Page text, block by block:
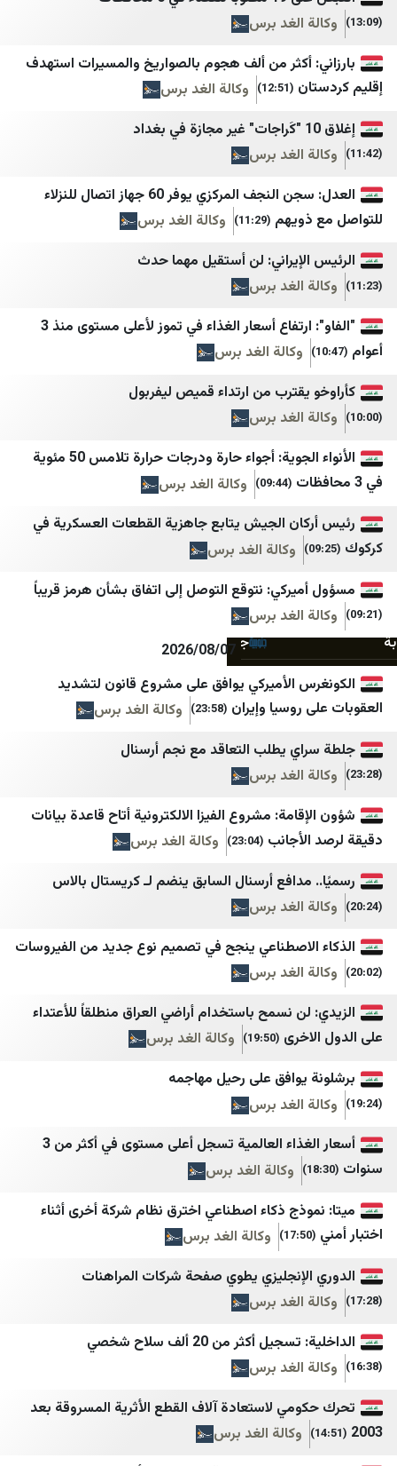
الأفضل نيوز
ZNN
IMLebanon
BelleBeirut
MTV
صحيفة الجمهورية لبنان
صيدا اون لاين
Good-Press
الأحداث 24
ميغافون
وكالة أنباء آسيا
LibnaNews
ديمقراطية نيوز
المركزية
أجواء برس
الصدارة نيوز
جنوبية
قلم سياسي
وردنا
لبنان اليوم
mdm نيوز
أخبار بلس
Tehran Times
IranWire
Iran International
Iran Herald
Iran Times
ANA
IRANA
اقتصاد نیوز
خبرگزاری تسنیم
خبرگزاری صدا و سیم
خبرگزاری فارس
خبرگزاری مهر
ایسنا
اخبار فوری
فرارو
اطلاعات آنلاین
اصلاحات‌ نیوز
ایران اکونومیست
خبر فوری
DefenceTurkey
Finansın Gündemi
Hürriyet Gazetecilik
NY Times
SOLTV
Türkiye Gazetesi
Yeni Şafak
Yurt Gazetesi
Bianet
الصحوة نت
المشهد اليمني
تعز تايم
يمن برس
الساحل الغربي
العين الثالثة
الرأي برس
وكالة خبر للأنباء
المهرية نت
سبأ
الإعلام الحربي اليمني
الغد برس
أكثر من ألف هجوم بالصواريخ والمسيرات استهدف
(12:51) وكالة الغد برس
الغد برس
العدل: سجن النجف المركزي يوفر 60 جهاز اتصال للنزلاء
(11:29)
وكالة الغد برس
لن أستقيل مهما حدث
الغد برس
"الفاو": ارتفاع أسعار الغذاء في تموز لأعلى مستوى منذ 3
وكالة الغد برس
يقترب من ارتداء قميص ليفربول
الغد برس
الأنواء الجوية: أجواء حارة ودرجات حرارة تلامس 50 مئوية
(09:44)
وكالة الغد برس
الجيش يتابع جاهزية القطعات العسكرية في
وكالة الغد برس
نتوقع التوصل إلى اتفاق بشأن هرمز قريباً
الغد برس
2026/08/07
الأميركي يوافق على مشروع قانون لتشديد
روسيا وإيران (23:58)
وكالة الغد برس
يطلب التعاقد مع نجم أرسنال
الغد برس
مشروع الفيزا الالكترونية أتاح قاعدة بيانات
(23:04)
وكالة الغد برس
أرسنال السابق ينضم لـ كريستال بالاس
الغد برس
ينجح في تصميم نوع جديد من الفيروسات
الغد برس
نسمح باستخدام أراضي العراق منطلقاً للأعتداء
(19:50)
وكالة الغد برس
يوافق على رحيل مهاجمه
الغد برس
أسعار الغذاء العالمية تسجل أعلى مستوى في أكثر من 3
وكالة الغد برس
ذكاء اصطناعي اخترق نظام شركة أخرى أثناء
وكالة الغد برس
يطوي صفحة شركات المراهنات
الغد برس
أكثر من 20 ألف سلاح شخصي
الغد برس
لاستعادة آلاف القطع الأثرية المسروقة بعد
وكالة الغد برس